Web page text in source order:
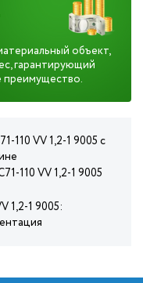
объект,
гарантирующий
преимущество.
110 VV 1,2-1 9005 с
110 VV 1,2-1 9005
1,2-1 9005: